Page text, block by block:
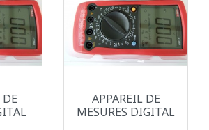
APPAREIL DE
MESURES DIGITAL